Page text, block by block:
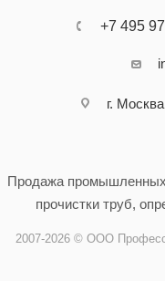
+7 495
г.
Продажа
прочистки труб,
2007-2026 © ООО